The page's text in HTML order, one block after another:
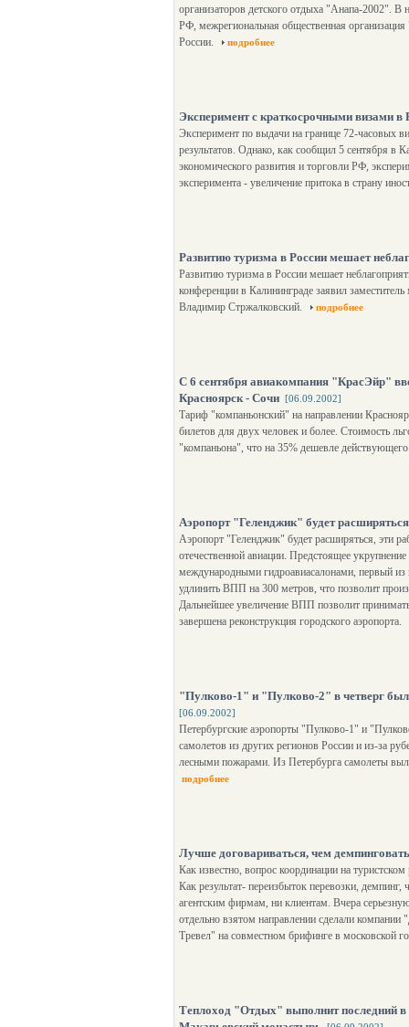
организаторов детского отдыха "Анапа-2002". В
РФ, межрегиональная общественная
России.
подробнее
Эксперимент с краткосрочными визами в
Эксперимент по выдачи на границе 72-часовых
результатов. Однако, как сообщил 5 сентября в
экономического развития и торговли РФ,
эксперимента - увеличение притока в страну
Развитию туризма в России мешает
Развитию туризма в России мешает
конференции в Калининграде заявил
Владимир Стржалковский.
подробнее
С 6 сентября авиакомпания "КрасЭйр"
Красноярск - Сочи [06.09.2002]
Тариф "компаньонский" на направлении
билетов для двух человек и более. Стоимость
"компаньона", что на 35% дешевле
Аэропорт "Геленджик" будет расширяться
Аэропорт "Геленджик" будет расширяться, эти
отечественной авиации. Предстоящее
международными гидроавиасалонами, первый из
удлинить ВПП на 300 метров, что позволит
Дальнейшее увеличение ВПП позволит
завершена реконструкция городского аэропорта.
"Пулково-1" и "Пулково-2" в четверг
[06.09.2002]
Петербургские аэропорты "Пулково-1" и
самолетов из других регионов России и из-за
лесными пожарами. Из Петербурга самолеты
подробнее
Лучше договариваться, чем
Как известно, вопрос координации на
Как результат- переизбыток перевозки,
агентским фирмам, ни клиентам. Вчера
отдельно взятом направлении сделали
Тревел" на совместном брифинге в московской
Теплоход "Отдых" выполнит последний